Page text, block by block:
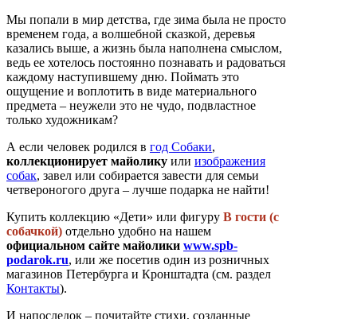
Мы попали в мир детства, где зима была не просто
временем года, а волшебной сказкой, деревья
казались выше, а жизнь была наполнена смыслом,
ведь ее хотелось постоянно познавать и радоваться
каждому наступившему дню. Поймать это
ощущение и воплотить в виде материального
предмета – неужели это не чудо, подвластное
только художникам?
А если человек родился в год Собаки,
коллекционирует майолику или изображения
собак, завел или собирается завести для семьи
четвероногого друга – лучше подарка не найти!
Купить коллекцию «Дети» или фигуру В гости (с
собачкой) отдельно удобно на нашем
официальном сайте майолики www.spb-
podarok.ru, или же посетив один из розничных
магазинов Петербурга и Кронштадта (см. раздел
Контакты).
И напоследок – почитайте стихи, созданные